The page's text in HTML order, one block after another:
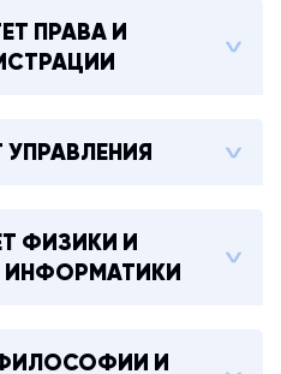
ПРАВА И
УПРАВЛЕНИЯ
ФИЗИКИ И
И